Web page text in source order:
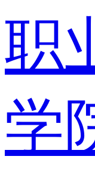
职
学